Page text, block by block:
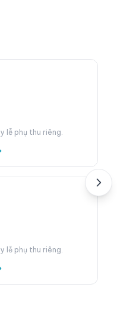
lễ phụ thu riêng.
lễ phụ thu riêng.